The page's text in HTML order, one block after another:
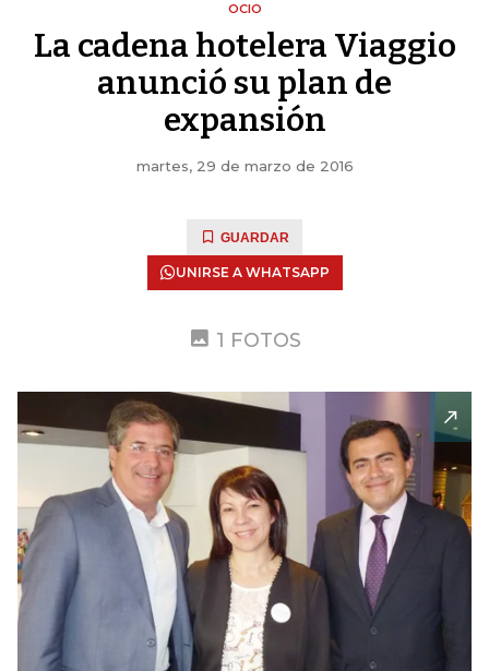
OCIO
La cadena hotelera Viaggio
anunció su plan de
expansión
martes, 29 de marzo de 2016
GUARDAR
UNIRSE A WHATSAPP
1 FOTOS